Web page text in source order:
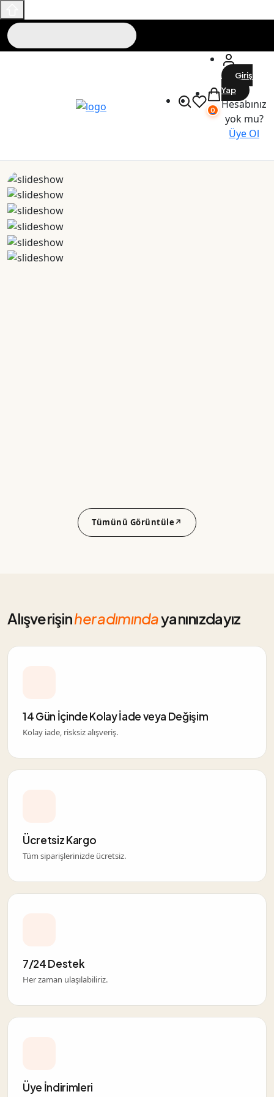
0
Giriş
Yap
Hesabınız
yok mu?
Üye Ol
Maslak Outlet
Tümünü Görüntüle↗
Alışverişinher adımındayanınızdayız
14 Gün İçinde Kolay İade veya Değişim
Kolay iade, risksiz alışveriş.
Ücretsiz Kargo
Tüm siparişlerinizde ücretsiz.
7/24 Destek
Her zaman ulaşılabiliriz.
Üye İndirimleri